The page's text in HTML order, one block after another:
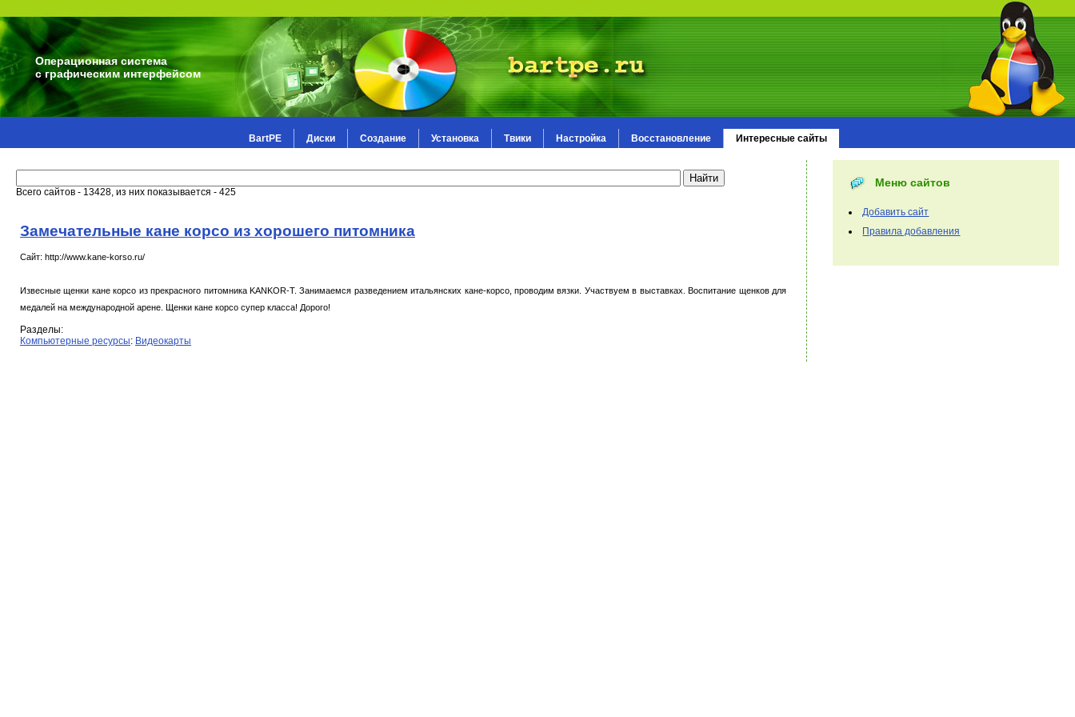
Операционная система
с графическим интерфейсом
BartPE Диски Создание Установка Твики Настройка Восстановление Интересные сайты
Всего сайтов - 13428, из них показывается - 425
Замечательные кане корсо из хорошего питомника
Сайт: http://www.kane-korso.ru/
Извесные щенки кане корсо из прекрасного питомника KANKOR-T. Занимаемся разведением итальянских кане-корсо, проводим вязки. Участвуем в выставках. Воспитание щенков для
медалей на международной арене. Щенки кане корсо супер класса! Дорого!
Разделы:
Компьютерные ресурсы: Видеокарты
Меню сайтов
Добавить сайт
Правила добавления